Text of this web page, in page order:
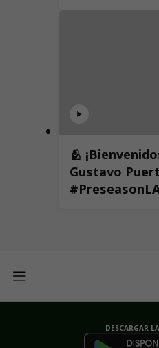
🫂
Gustavo
DESCARGAR